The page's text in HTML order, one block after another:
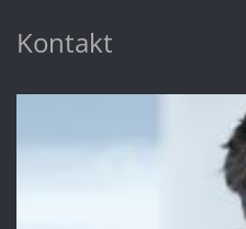
Kontakt